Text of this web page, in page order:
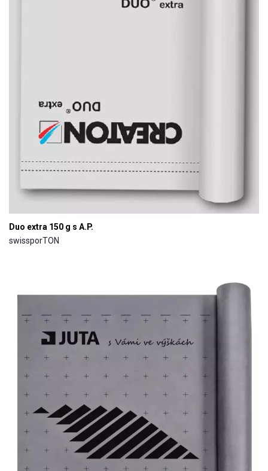
Duo extra 150 g s A.P.
swissporTON